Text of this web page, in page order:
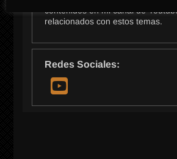
contenidos en mi canal de
relacionados con estos temas.
Redes Sociales: